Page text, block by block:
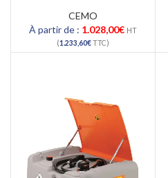
CEMO
À partir de : 1.028,00€ HT
(1.233,60€TTC)